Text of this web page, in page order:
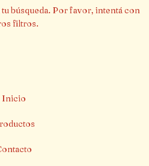
búsqueda. Por favor, intentá con
filtros.
Inicio